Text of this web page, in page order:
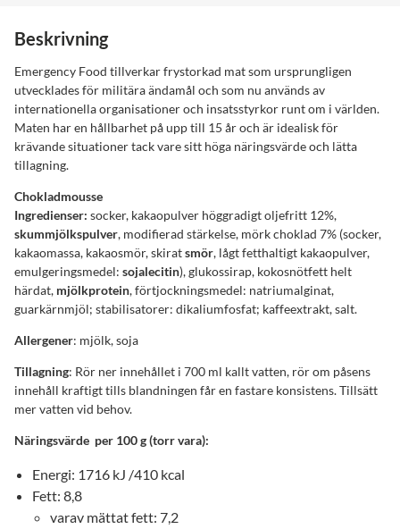
Beskrivning
Emergency Food tillverkar frystorkad mat som ursprungligen
utvecklades för militära ändamål och som nu används av
internationella organisationer och insatsstyrkor runt om i världen.
Maten har en hållbarhet på upp till 15 år och är idealisk för
krävande situationer tack vare sitt höga näringsvärde och lätta
tillagning.
Chokladmousse
Ingredienser: socker, kakaopulver höggradigt oljefritt 12%,
skummjölkspulver, modifierad stärkelse, mörk choklad 7% (socker,
kakaomassa, kakaosmör, skiratsmör, lågt fetthaltigt kakaopulver,
emulgeringsmedel: sojalecitin), glukossirap, kokosnötfett helt
härdat, mjölkprotein, förtjockningsmedel: natriumalginat,
guarkärnmjöl; stabilisatorer: dikaliumfosfat; kaffeextrakt, salt.
Allergener: mjölk, soja
Tillagning: Rör ner innehållet i 700 ml kallt vatten, rör om påsens
innehåll kraftigt tills blandningen får en fastare konsistens. Tillsätt
mer vatten vid behov.
Näringsvärde per 100 g (torr vara):
Energi: 1716 kJ /410 kcal
Fett: 8,8
varav mättat fett: 7,2